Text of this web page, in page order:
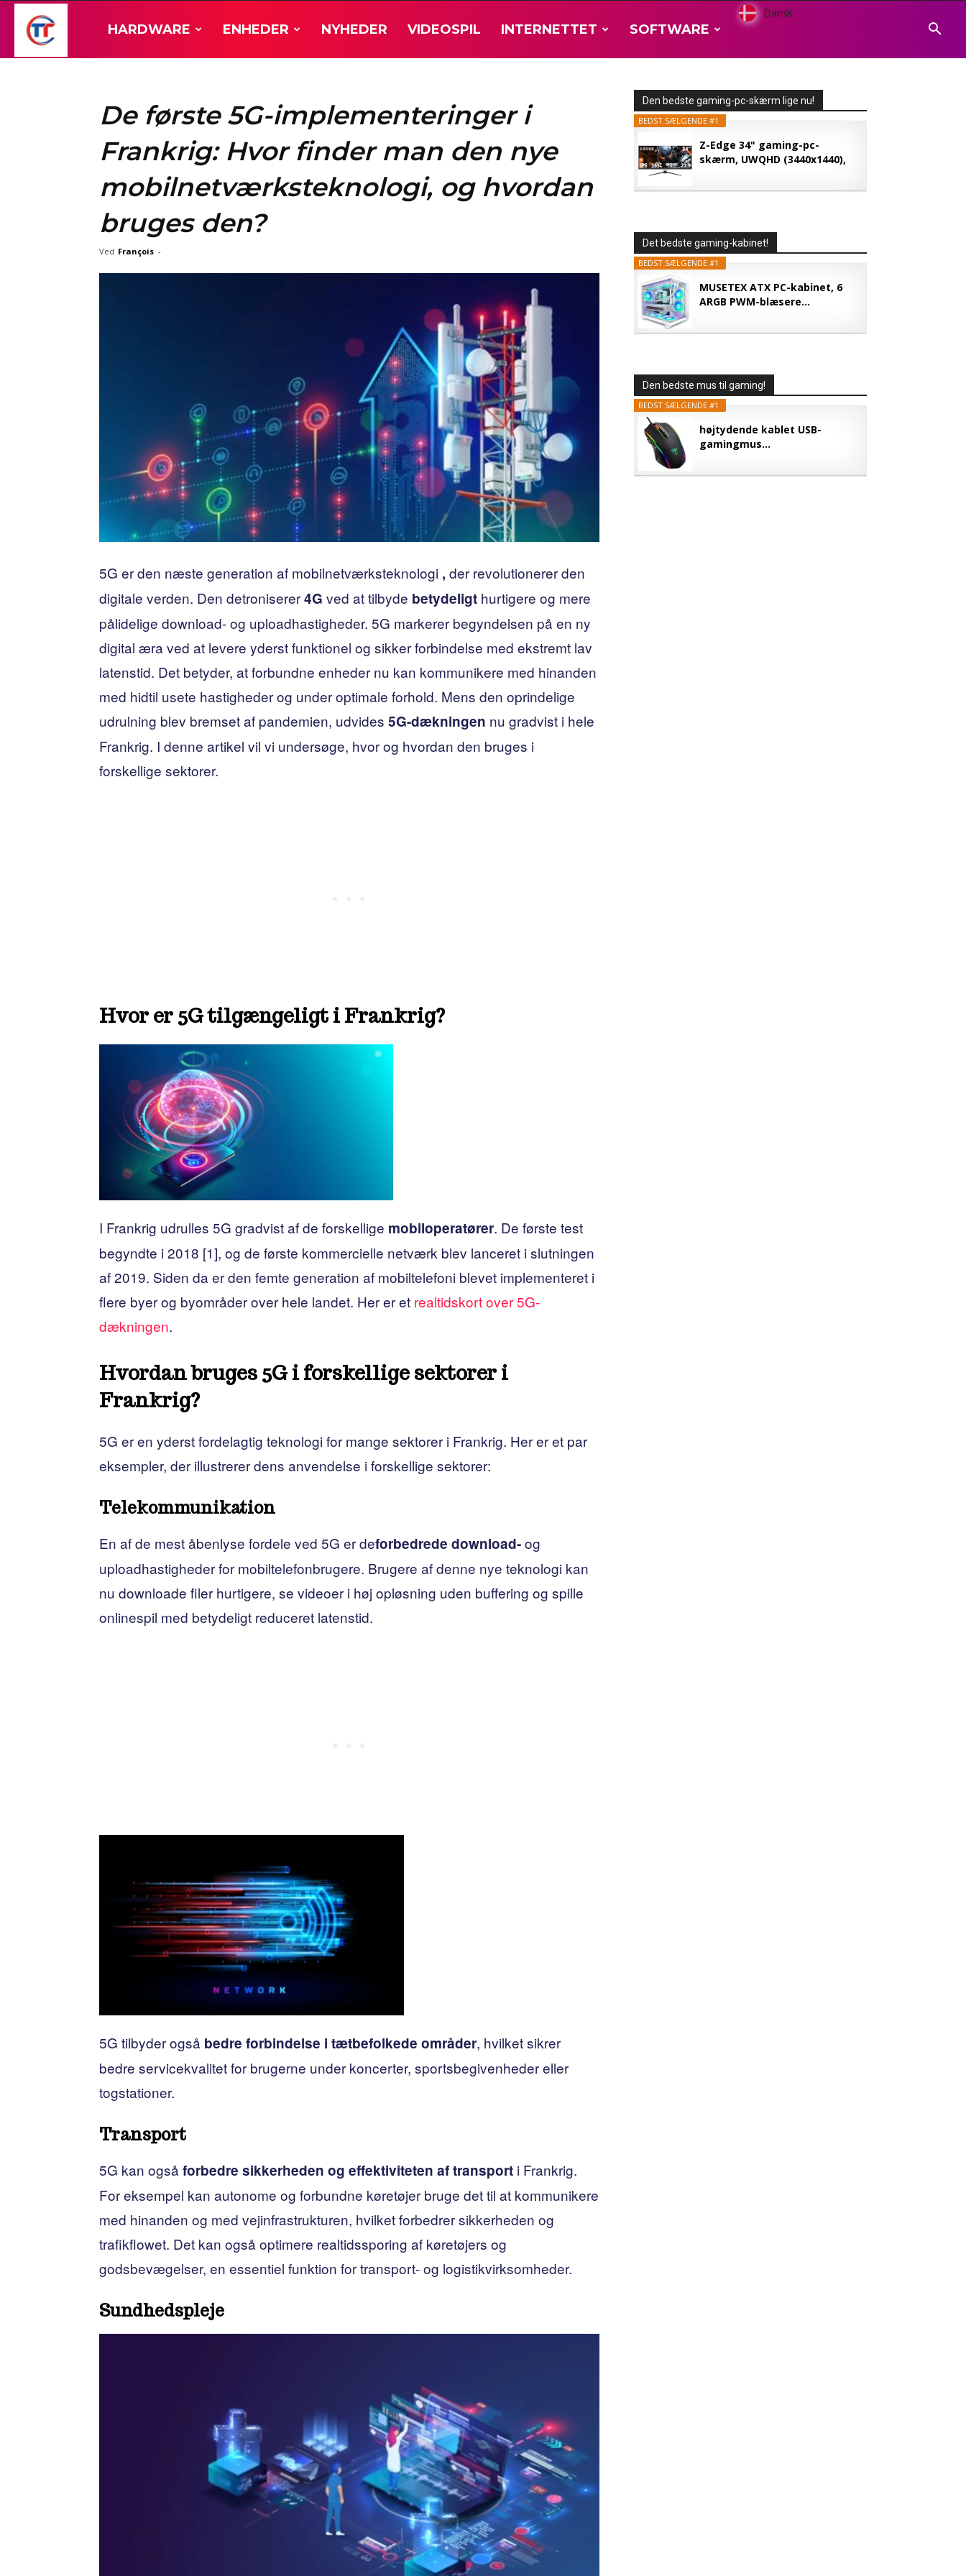
HARDWARE ENHEDER NYHEDER VIDEOSPIL INTERNETTET SOFTWARE
Dansk
De første 5G-implementeringer i
Frankrig: Hvor finder man den nye
mobilnetværksteknologi, og hvordan
bruges den?
Ved François -
5G er den næste generation af mobilnetværksteknologi , der revolutionerer den
digitale verden. Den detroniserer4G ved at tilbyde betydeligt hurtigere og mere
pålidelige download- og uploadhastigheder. 5G markerer begyndelsen på en ny
digital æra ved at levere yderst funktionel og sikker forbindelse med ekstremt lav
latenstid. Det betyder, at forbundne enheder nu kan kommunikere med hinanden
med hidtil usete hastigheder og under optimale forhold. Mens den oprindelige
udrulning blev bremset af pandemien, udvides 5G-dækningen nu gradvist i hele
Frankrig. I denne artikel vil vi undersøge, hvor og hvordan den bruges i
forskellige sektorer.
Hvor er 5G tilgængeligt i Frankrig?
I Frankrig udrulles 5G gradvist af de forskellige mobiloperatører. De første test
begyndte i 2018 [1], og de første kommercielle netværk blev lanceret i slutningen
af ​​2019. Siden da er den femte generation af mobiltelefoni blevet implementeret i
flere byer og byområder over hele landet. Her er et realtidskort over 5G-
dækningen.
Hvordan bruges 5G i forskellige sektorer i
Frankrig?
5G er en yderst fordelagtig teknologi for mange sektorer i Frankrig. Her er et par
eksempler, der illustrerer dens anvendelse i forskellige sektorer:
Telekommunikation
En af de mest åbenlyse fordele ved 5G er deforbedrede download-og
uploadhastigheder for mobiltelefonbrugere. Brugere af denne nye teknologi kan
nu downloade filer hurtigere, se videoer i høj opløsning uden buffering og spille
onlinespil med betydeligt reduceret latenstid.
5G tilbyder også bedre forbindelse i tætbefolkede områder, hvilket sikrer
bedre servicekvalitet for brugerne under koncerter, sportsbegivenheder eller
togstationer.
Transport
5G kan også forbedre sikkerheden og effektiviteten af ​​transport i Frankrig.
For eksempel kan autonome og forbundne køretøjer bruge det til at kommunikere
med hinanden og med vejinfrastrukturen, hvilket forbedrer sikkerheden og
trafikflowet. Det kan også optimere realtidssporing af køretøjers og
godsbevægelser, en essentiel funktion for transport- og logistikvirksomheder.
Sundhedspleje
Den bedste gaming-pc-skærm lige nu!
BEDST SÆLGENDE #1
Z-Edge 34" gaming-pc-
skærm, UWQHD (3440x1440),
Det bedste gaming-kabinet!
BEDST SÆLGENDE #1
MUSETEX ATX PC-kabinet, 6
ARGB PWM-blæsere...
Den bedste mus til gaming!
BEDST SÆLGENDE #1
højtydende kablet USB-
gamingmus...